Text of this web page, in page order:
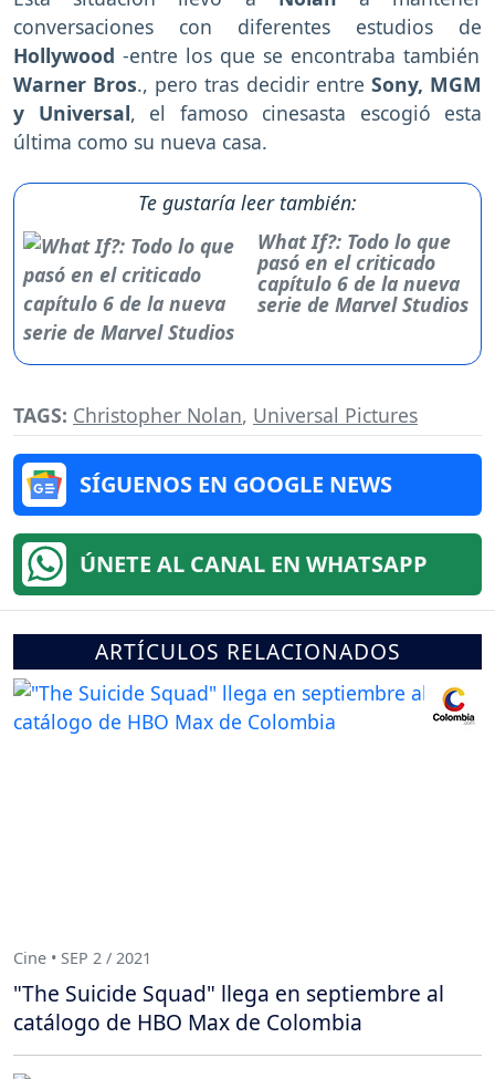
conversaciones con diferentes estudios de
Hollywood -entre los que se encontraba también
Warner Bros., pero tras decidir entre Sony, MGM
y Universal, el famoso cinesasta escogió esta
última como su nueva casa.
Te gustaría leer también:
What If?: Todo lo que
pasó en el criticado
capítulo 6 de la nueva
serie de Marvel Studios
TAGS: Christopher Nolan, Universal Pictures
SÍGUENOS EN GOOGLE NEWS
ÚNETE AL CANAL EN WHATSAPP
ARTÍCULOS RELACIONADOS
Cine • SEP 2 / 2021
"The Suicide Squad" llega en septiembre al
catálogo de HBO Max de Colombia